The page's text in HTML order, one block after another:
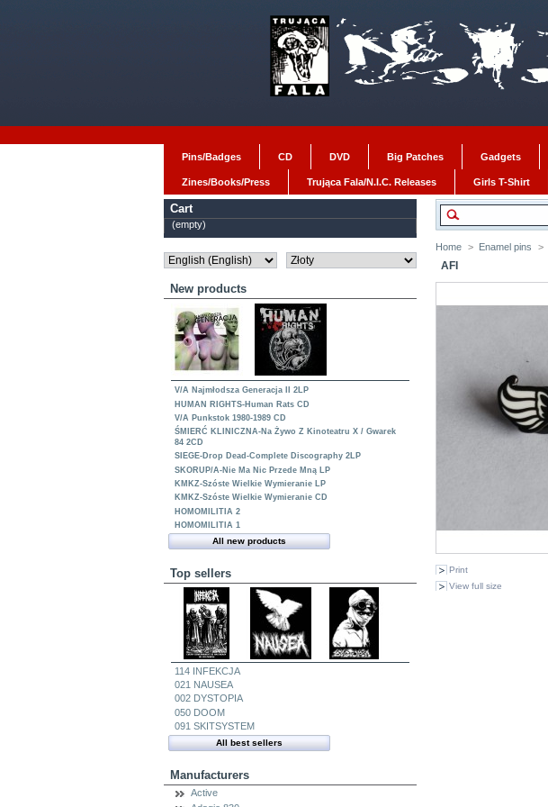
Pins/Badges CD DVD Big Patches Gadgets
Zines/Books/Press Trująca Fala/N.I.C. Releases Girls T-Shirt
Cart
(empty)
New products
V/A Najmłodsza Generacja II 2LP
HUMAN RIGHTS-Human Rats CD
V/A Punkstok 1980-1989 CD
ŚMIERĆ KLINICZNA-Na Żywo Z Kinoteatru X / Gwarek
84 2CD
SIEGE-Drop Dead-Complete Discography 2LP
SKORUP/A-Nie Ma Nic Przede Mną LP
KMKZ-Szóste Wielkie Wymieranie LP
KMKZ-Szóste Wielkie Wymieranie CD
HOMOMILITIA 2
HOMOMILITIA 1
All new products
Top sellers
114 INFEKCJA
021 NAUSEA
002 DYSTOPIA
050 DOOM
091 SKITSYSTEM
All best sellers
Manufacturers
Active
Home > Enamel pins >
AFI
Print
View full size